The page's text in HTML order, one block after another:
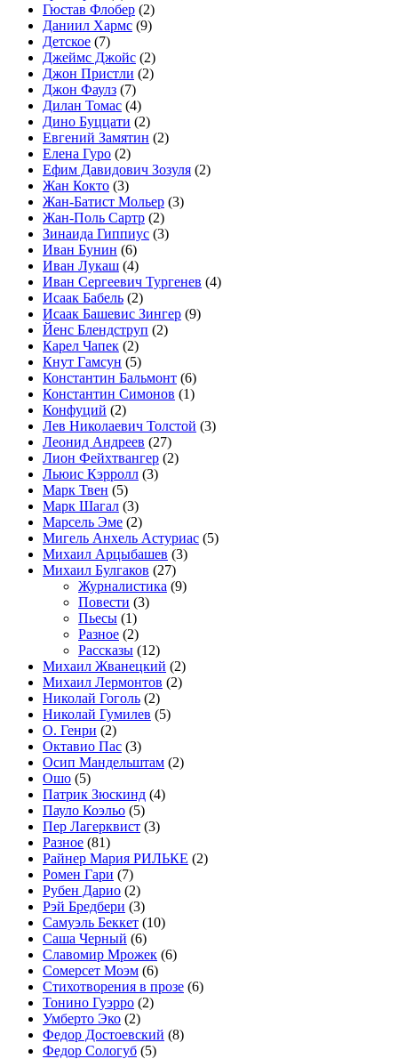
Гюстав Флобер (2)
Даниил Хармс (9)
Детское (7)
Джеймс Джойс (2)
Джон Пристли (2)
Джон Фаулз (7)
Дилан Томас (4)
Дино Буццати (2)
Евгений Замятин (2)
Елена Гуро (2)
Ефим Давидович Зозуля (2)
Жан Кокто (3)
Жан-Батист Мольер (3)
Жан-Поль Сартр (2)
Зинаида Гиппиус (3)
Иван Бунин (6)
Иван Лукаш (4)
Иван Сергеевич Тургенев (4)
Исаак Бабель (2)
Исаак Башевис Зингер (9)
Йенс Блендструп (2)
Карел Чапек (2)
Кнут Гамсун (5)
Константин Бальмонт (6)
Константин Симонов (1)
Конфуций (2)
Лев Николаевич Толстой (3)
Леонид Андреев (27)
Лион Фейхтвангер (2)
Льюис Кэрролл (3)
Марк Твен (5)
Марк Шагал (3)
Марсель Эме (2)
Мигель Анхель Астуриас (5)
Михаил Арцыбашев (3)
Михаил Булгаков (27)
Журналистика (9)
Повести (3)
Пьесы (1)
Разное (2)
Рассказы (12)
Михаил Жванецкий (2)
Михаил Лермонтов (2)
Николай Гоголь (2)
Николай Гумилев (5)
О. Генри (2)
Октавио Пас (3)
Осип Мандельштам (2)
Ошо (5)
Патрик Зюскинд (4)
Пауло Коэльо (5)
Пер Лагерквист (3)
Разное (81)
Райнер Мария РИЛЬКЕ (2)
Ромен Гари (7)
Рубен Дарио (2)
Рэй Бредбери (3)
Самуэль Беккет (10)
Саша Черный (6)
Славомир Мрожек (6)
Сомерсет Моэм (6)
Стихотворения в прозе (6)
Тонино Гуэрро (2)
Умберто Эко (2)
Федор Достоевский (8)
Федор Сологуб (5)